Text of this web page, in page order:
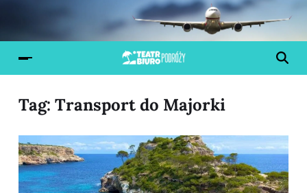
Tag: Transport do Majorki